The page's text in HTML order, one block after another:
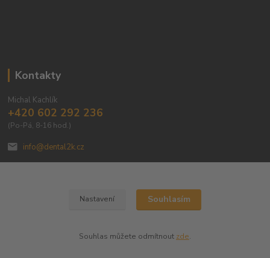
Kontakty
Michal Kachlík
+420 602 292 236
(Po-Pá, 8-16 hod.)
info@dental2k.cz
Dental 2K s.r.o
Nastavení Souhlasím
Souhlas můžete odmítnout zde.